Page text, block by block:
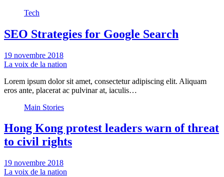
Tech
SEO Strategies for Google Search
19 novembre 2018
La voix de la nation
Lorem ipsum dolor sit amet, consectetur adipiscing elit. Aliquam
eros ante, placerat ac pulvinar at, iaculis…
Main Stories
Hong Kong protest leaders warn of threat
to civil rights
19 novembre 2018
La voix de la nation